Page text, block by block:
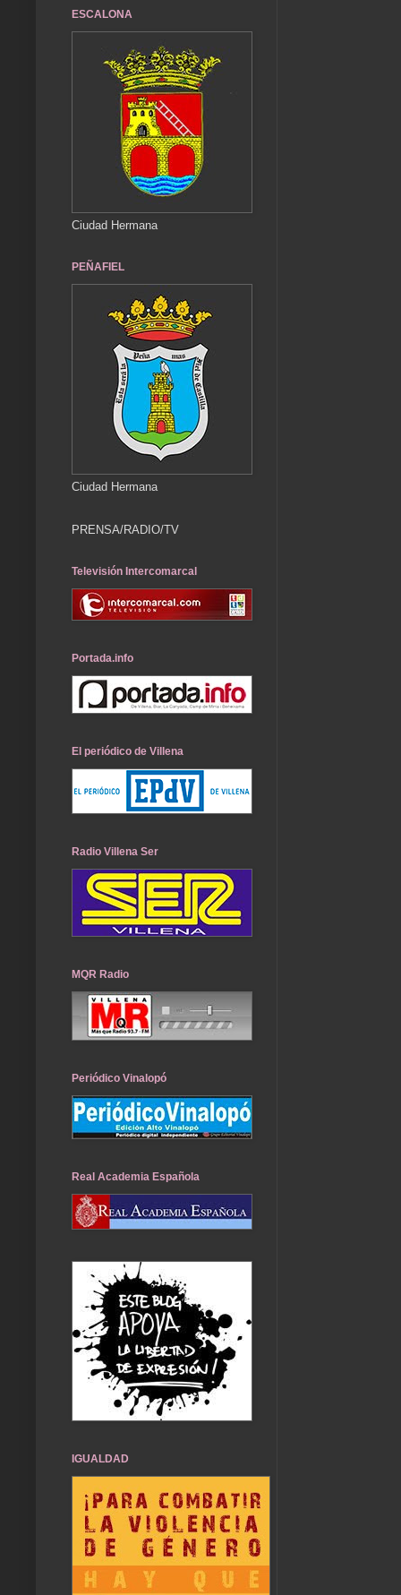
ESCALONA
Ciudad Hermana
PEÑAFIEL
Ciudad Hermana
PRENSA/RADIO/TV
Televisión Intercomarcal
Portada.info
El periódico de Villena
Radio Villena Ser
MQR Radio
Periódico Vinalopó
Real Academia Española
IGUALDAD